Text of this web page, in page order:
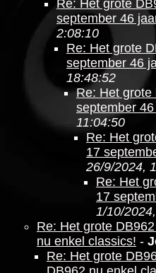
Re: Het grote
september 46
2:08:10
Re: Het grote
september 46
18:48:52
Re: Het grote
september
11:04:50
Re: Het
17
26/9/2024,
Re: Het
17
1/10/
Re: Het grote
nu enkel classics! -
Re: Het grote